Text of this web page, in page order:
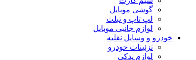
گوشی موبایل
لپ تاپ و تبلت
لوازم جانبی موبایل
خودرو و وسایل نقلیه
تزئینات خودرو
لوازم یدکی